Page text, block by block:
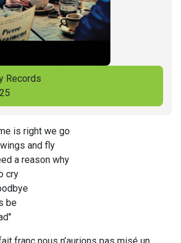
Records
is right we go
and fly
a reason why
cry
be